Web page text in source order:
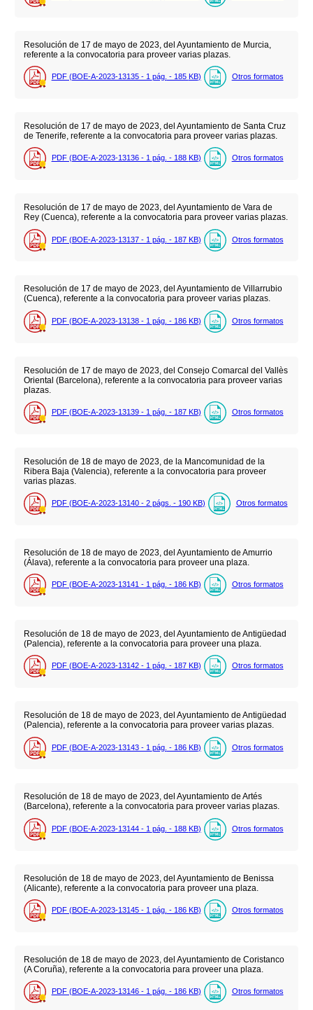
Resolución de 17 de mayo de 2023, del Ayuntamiento de Murcia,
referente a la convocatoria para proveer varias plazas.
PDF (BOE-A-2023-13135 - 1 pág. - 185 KB) Otros formatos
Resolución de 17 de mayo de 2023, del Ayuntamiento de Santa Cruz
de Tenerife, referente a la convocatoria para proveer varias plazas.
PDF (BOE-A-2023-13136 - 1 pág. - 188 KB) Otros formatos
Resolución de 17 de mayo de 2023, del Ayuntamiento de Vara de
Rey (Cuenca), referente a la convocatoria para proveer varias plazas.
PDF (BOE-A-2023-13137 - 1 pág. - 187 KB) Otros formatos
Resolución de 17 de mayo de 2023, del Ayuntamiento de Villarrubio
(Cuenca), referente a la convocatoria para proveer varias plazas.
PDF (BOE-A-2023-13138 - 1 pág. - 186 KB) Otros formatos
Resolución de 17 de mayo de 2023, del Consejo Comarcal del Vallès
Oriental (Barcelona), referente a la convocatoria para proveer varias
plazas.
PDF (BOE-A-2023-13139 - 1 pág. - 187 KB) Otros formatos
Resolución de 18 de mayo de 2023, de la Mancomunidad de la
Ribera Baja (Valencia), referente a la convocatoria para proveer
varias plazas.
PDF (BOE-A-2023-13140 - 2 págs. - 190 KB) Otros formatos
Resolución de 18 de mayo de 2023, del Ayuntamiento de Amurrio
(Álava), referente a la convocatoria para proveer una plaza.
PDF (BOE-A-2023-13141 - 1 pág. - 186 KB) Otros formatos
Resolución de 18 de mayo de 2023, del Ayuntamiento de Antigüedad
(Palencia), referente a la convocatoria para proveer una plaza.
PDF (BOE-A-2023-13142 - 1 pág. - 187 KB) Otros formatos
Resolución de 18 de mayo de 2023, del Ayuntamiento de Antigüedad
(Palencia), referente a la convocatoria para proveer varias plazas.
PDF (BOE-A-2023-13143 - 1 pág. - 186 KB) Otros formatos
Resolución de 18 de mayo de 2023, del Ayuntamiento de Artés
(Barcelona), referente a la convocatoria para proveer varias plazas.
PDF (BOE-A-2023-13144 - 1 pág. - 188 KB) Otros formatos
Resolución de 18 de mayo de 2023, del Ayuntamiento de Benissa
(Alicante), referente a la convocatoria para proveer una plaza.
PDF (BOE-A-2023-13145 - 1 pág. - 186 KB) Otros formatos
Resolución de 18 de mayo de 2023, del Ayuntamiento de Coristanco
(A Coruña), referente a la convocatoria para proveer una plaza.
PDF (BOE-A-2023-13146 - 1 pág. - 186 KB) Otros formatos